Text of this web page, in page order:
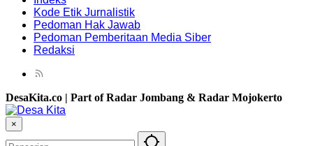
Kode Etik Jurnalistik
Pedoman Hak Jawab
Pedoman Pemberitaan Media Siber
Redaksi
DesaKita.co | Part of Radar Jombang & Radar Mojokerto
×